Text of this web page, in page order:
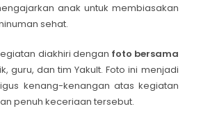
anak untuk membiasakan
sehat.
diakhiri dengan foto bersama
guru, dan tim Yakult. Foto ini menjadi
kenang-kenangan atas kegiatan
penuh keceriaan tersebut.